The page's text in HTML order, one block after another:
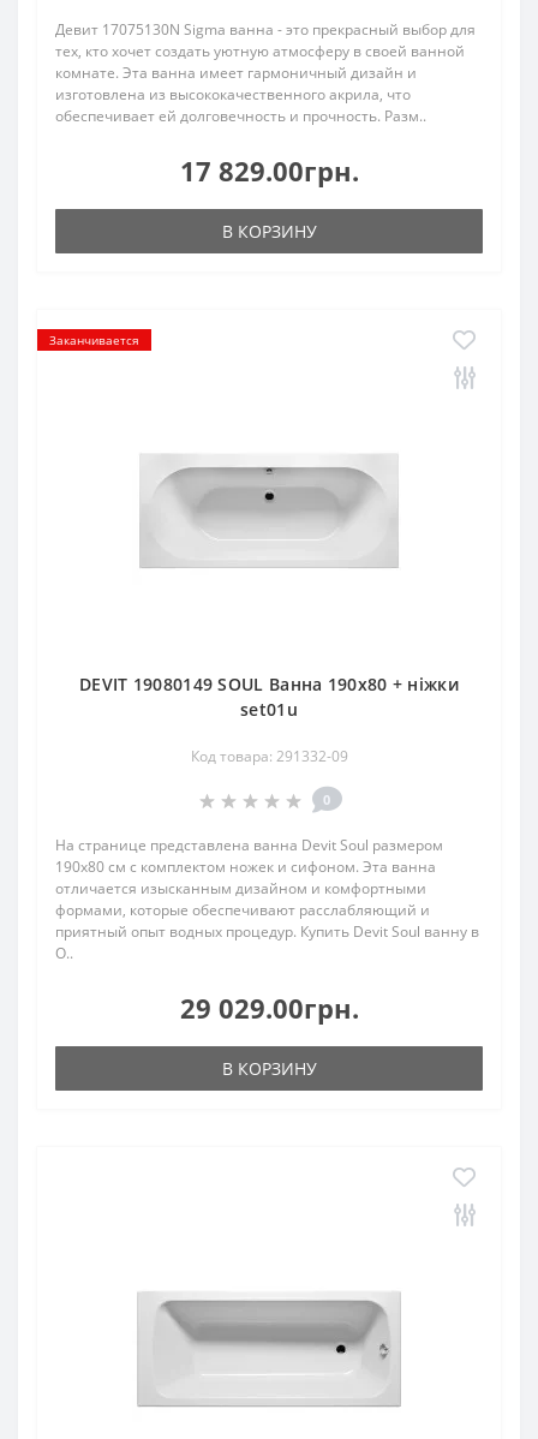
Девит 17075130N Sigma ванна - это прекрасный выбор для
тех, кто хочет создать уютную атмосферу в своей ванной
комнате. Эта ванна имеет гармоничный дизайн и
изготовлена из высококачественного акрила, что
обеспечивает ей долговечность и прочность. Разм..
17 829.00грн.
В КОРЗИНУ
Заканчивается
DEVIT 19080149 SOUL Ванна 190х80 + ніжки
set01u
Код товара: 291332-09
0
На странице представлена ванна Devit Soul размером
190х80 см с комплектом ножек и сифоном. Эта ванна
отличается изысканным дизайном и комфортными
формами, которые обеспечивают расслабляющий и
приятный опыт водных процедур. Купить Devit Soul ванну в
О..
29 029.00грн.
В КОРЗИНУ